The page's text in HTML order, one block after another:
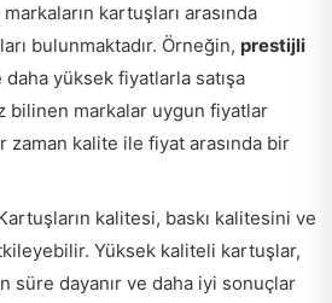
markaların kartuşları arasında
bulunmaktadır. Örneğin, prestijli
yüksek fiyatlarla satışa
bilinen markalar uygun fiyatlar
zaman kalite ile fiyat arasında bir
kalitesi, baskı kalitesini ve
Yüksek kaliteli kartuşlar,
süre dayanır ve daha iyi sonuçlar